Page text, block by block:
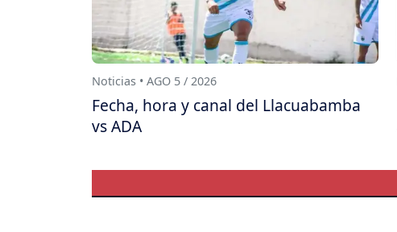
Noticias • AGO 5 / 2026
Fecha, hora y canal del Llacuabamba
vs ADA